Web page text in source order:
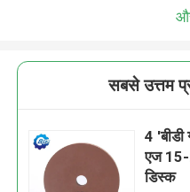
सबसे उत्तम
4 'बीडी
एज 15-
डिस्क